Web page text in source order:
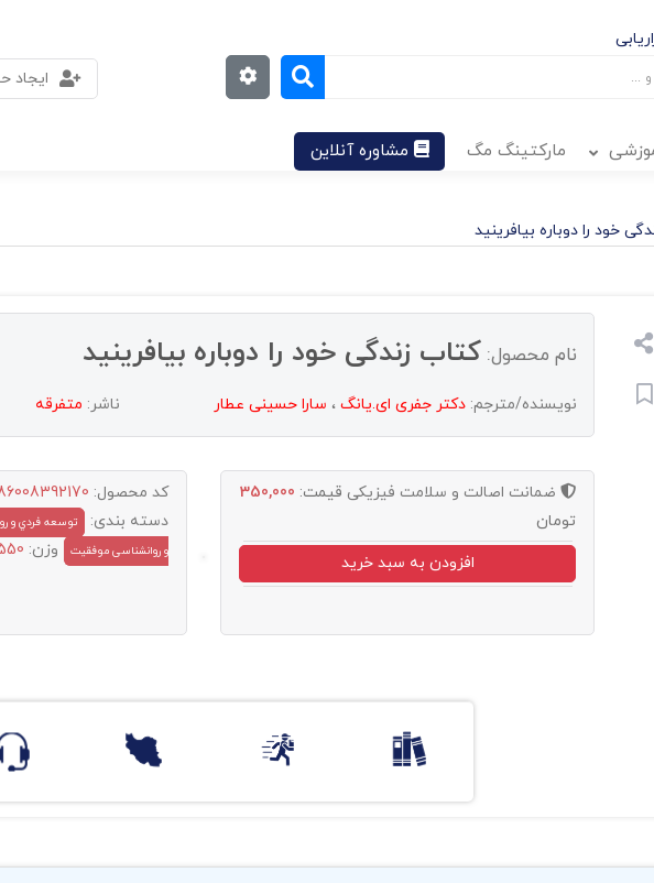
ایجاد
مارکتینگ مگ مشاوره آنلاین
خود را دوباره بیافرینید
نام محصول: کتاب زندگی خود را دوباره بیافرینید
نویسنده/مترجم: دکتر جفری ای.یانگ ، سارا حسینی عطار ناشر: متفرقه
ضمانت اصالت و سلامت فیزیکی قیمت: 350,000
تومان
افزودن به سبد خرید
کد محصول:
دسته بندی:
توسعه فردي و
و روانشناسی موفقیت
وزن: 550